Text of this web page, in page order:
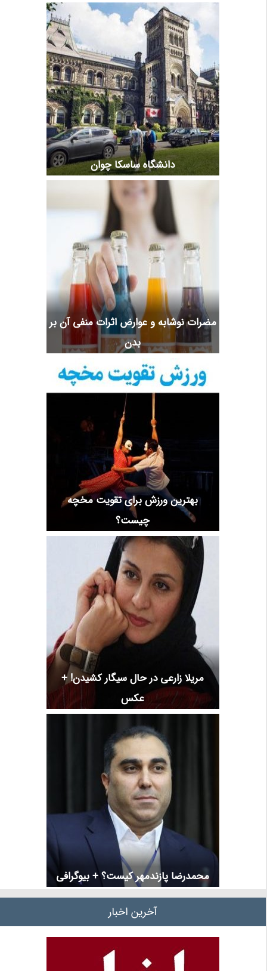
دانشگاه ساسکا چوان
مضرات نوشابه و عوارض اثرات منفی آن بر
بدن
بهترین ورزش برای تقویت مخچه
چیست؟
مریلا زارعی در حال سیگار کشیدن! +
عکس
محمدرضا پازندمهر کیست؟ + بیوگرافی
آخرین اخبار